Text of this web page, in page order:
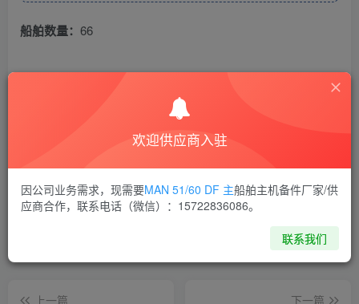
船舶数量： 66
THE END
喜欢就支持一下吧
上一篇
下一篇
欢迎供应商入驻
因公司业务需求，现需要MAN 51/60 DF 主船舶主机备件厂家/供
应商合作，联系电话（微信）：15722836086。
联系我们